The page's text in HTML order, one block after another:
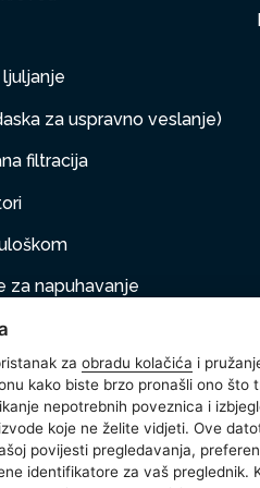
za uspravno veslanje)
filtracija
za napuhavanje
na napuhivanje
oprema
(sve za plažu)
za obradu kolačića i
kako biste brzo pronašli ono što
nepotrebnih poveznica i
koje ne želite vidjeti. Ove
povijesti pregledavanja,
identifikatore za vaš preglednik.